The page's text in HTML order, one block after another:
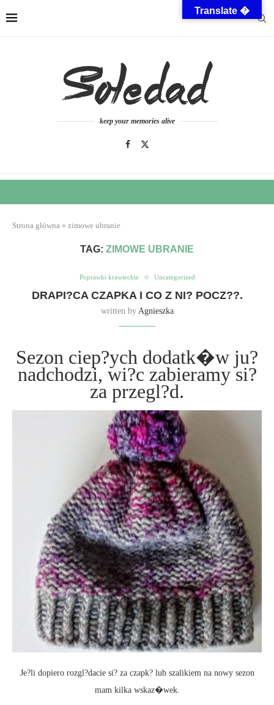
keep your memories alive
Strona główna » zimowe ubranie
TAG: ZIMOWE UBRANIE
Poprawki krawieckie Uncategorized
DRAPI?CA CZAPKA I CO Z NI? POCZ??.
written by Agnieszka
Sezon ciep?ych dodatk�w ju?
nadchodzi, wi?c zabieramy si?
za przegl?d.
Je?li dopiero rozgl?dacie si? za czapk? lub szalikiem na nowy sezon
mam kilka wskaz�wek.
Translate �